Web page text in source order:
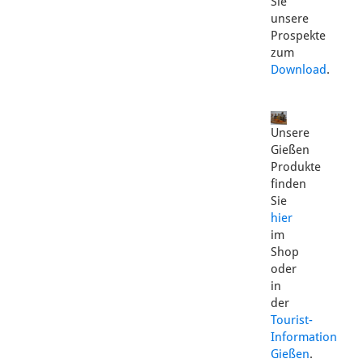
unsere
Prospekte
zum
Download.
Unsere
Gießen
Produkte
finden
Sie
hier
im
Shop
oder
in
der
Tourist-
Information
Gießen.